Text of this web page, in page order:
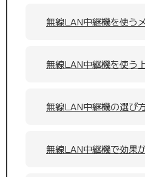
無線LAN中継機を使う
無線LAN中継機を使う
無線LAN中継機の選び
無線LAN中継機で効果